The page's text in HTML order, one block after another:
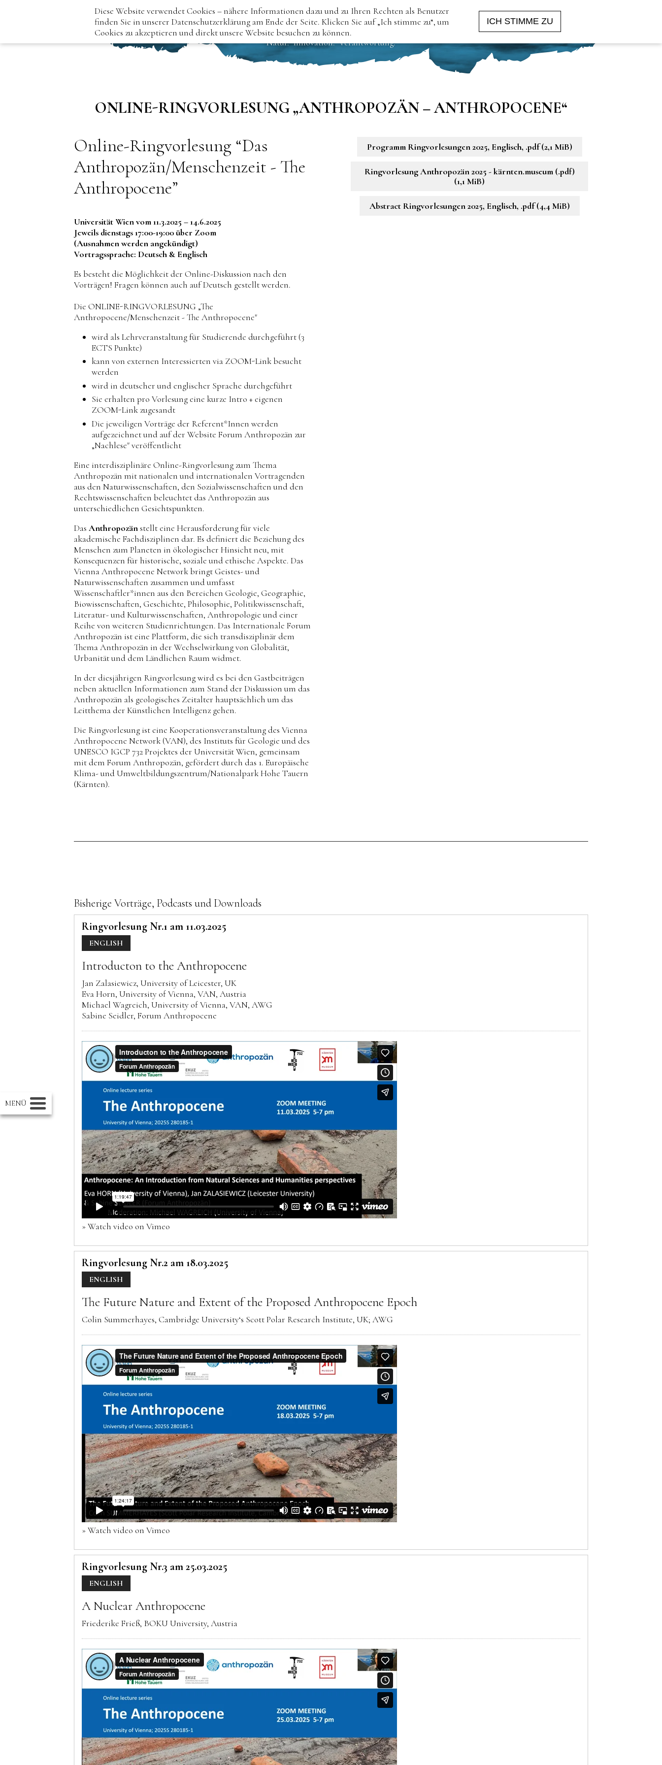
MENÜ
Anthropozän
Natur. Innovation. Verantwortung.
ONLINE-RINGVORLESUNG „ANTHROPOZÄN – ANTHROPOCENE“
Online-Ringvorlesung “Das
Anthropozän/Menschenzeit - The
Anthropocene”
Universität Wien vom 11.3.2025 – 14.6.2025
Jeweils dienstags 17:00-19:00 über Zoom
(Ausnahmen werden angekündigt)
Vortragssprache: Deutsch & Englisch
Es besteht die Möglichkeit der Online-Diskussion nach den
Vorträgen! Fragen können auch auf Deutsch gestellt werden.
Die ONLINE-RINGVORLESUNG „The
Anthropocene/Menschenzeit - The Anthropocene"
wird als Lehrveranstaltung für Studierende durchgeführt (3
ECTS Punkte)
kann von externen Interessierten via ZOOM-Link besucht
werden
wird in deutscher und englischer Sprache durchgeführt
Sie erhalten pro Vorlesung eine kurze Intro + eigenen
ZOOM-Link zugesandt
Die jeweiligen Vorträge der Referent*Innen werden
aufgezeichnet und auf der Website Forum Anthropozän zur
„Nachlese" veröffentlicht
Eine interdisziplinäre Online-Ringvorlesung zum Thema
Anthropozän mit nationalen und internationalen Vortragenden
aus den Naturwissenschaften, den Sozialwissenschaften und den
Rechtswissenschaften beleuchtet das Anthropozän aus
unterschiedlichen Gesichtspunkten.
Das Anthropozänstellt eine Herausforderung für viele
akademische Fachdisziplinen dar. Es definiert die Beziehung des
Menschen zum Planeten in ökologischer Hinsicht neu, mit
Konsequenzen für historische, soziale und ethische Aspekte. Das
Vienna Anthropocene Network bringt Geistes- und
Naturwissenschaften zusammen und umfasst
Wissenschaftler*innen aus den Bereichen Geologie, Geographie,
Biowissenschaften, Geschichte, Philosophie, Politikwissenschaft,
Literatur- und Kulturwissenschaften, Anthropologie und einer
Reihe von weiteren Studienrichtungen. Das Internationale Forum
Anthropozän ist eine Plattform, die sich transdisziplinär dem
Thema Anthropozän in der Wechselwirkung von Globalität,
Urbanität und dem Ländlichen Raum widmet.
In der diesjährigen Ringvorlesung wird es bei den Gastbeiträgen
neben aktuellen Informationen zum Stand der Diskussion um das
Anthropozän als geologisches Zeitalter hauptsächlich um das
Leitthema der Künstlichen Intelligenz gehen.
Die Ringvorlesung ist eine Kooperationsveranstaltung des Vienna
Anthropocene Network (VAN), des Instituts für Geologie und des
UNESCO IGCP 732 Projektes der Universität Wien, gemeinsam
mit dem Forum Anthropozän, gefördert durch das 1. Europäische
Klima- und Umweltbildungszentrum/Nationalpark Hohe Tauern
(Kärnten).
Programm Ringvorlesungen 2025, Englisch, .pdf(2,1 MiB)
Ringvorlesung Anthropozän 2025 - kärnten.museum (.pdf)
(1,1 MiB)
Abstract Ringvorlesungen 2025, Englisch, .pdf(4,4 MiB)
Bisherige Vorträge, Podcasts und Downloads
Ringvorlesung Nr.1 am 11.03.2025
ENGLISH
Introducton to the Anthropocene
Jan Zalasiewicz, University of Leicester, UK
Eva Horn, University of Vienna, VAN, Austria
Michael Wagreich, University of Vienna, VAN, AWG
Sabine Seidler, Forum Anthropocene
» Watch video on Vimeo
Ringvorlesung Nr.2 am 18.03.2025
ENGLISH
The Future Nature and Extent of the Proposed Anthropocene Epoch
Colin Summerhayes, Cambridge University‘s Scott Polar Research Institute, UK; AWG
» Watch video on Vimeo
Ringvorlesung Nr.3 am 25.03.2025
ENGLISH
A Nuclear Anthropocene
Friederike Frieß, BOKU University, Austria
Diese Website verwendet Cookies – nähere Informationen dazu und zu Ihren Rechten als Benutzer
finden Sie in unserer Datenschutzerklärung am Ende der Seite. Klicken Sie auf „Ich stimme zu“, um
Cookies zu akzeptieren und direkt unsere Website besuchen zu können.
ICH STIMME ZU